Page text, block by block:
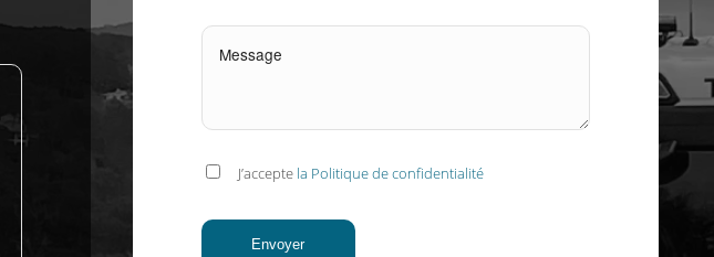
J’accepte la Politique de confidentialité